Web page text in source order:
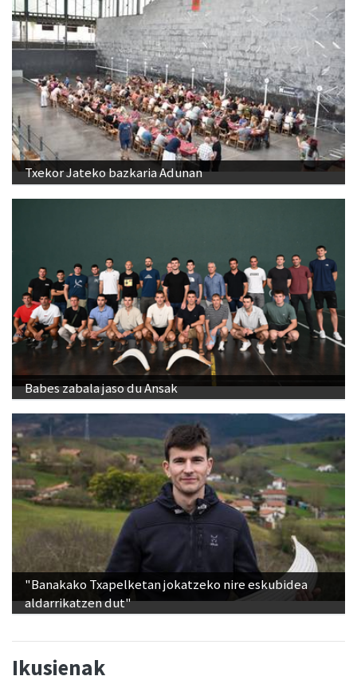
Txekor Jateko bazkaria Adunan
Babes zabala jaso du Ansak
"Banakako Txapelketan jokatzeko nire eskubidea
aldarrikatzen dut"
Ikusienak